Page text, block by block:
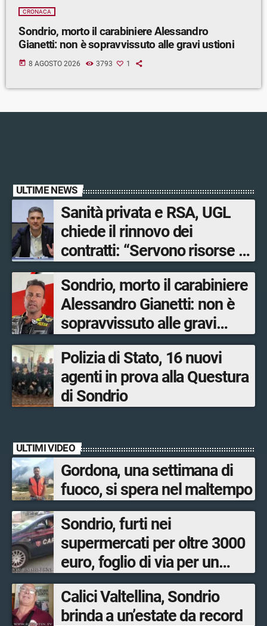
CRONACA
Sondrio, morto il carabiniere Alessandro
Gianetti: non è sopravvissuto alle gravi ustioni
today 8 AGOSTO 2026 3793 1
ULTIME NEWS
Sanità privata e RSA, UGL
chiede il rinnovo dei
contratti: “Servono risorse e
salari adeguati”
Sondrio, morto il carabiniere
Alessandro Gianetti: non è
sopravvissuto alle gravi
ustioni
Polizia di Stato, 16 nuovi
agenti in prova alla Questura
di Sondrio
ULTIMI VIDEO
Gordona, una settimana di
fuoco, si spera nel maltempo
Sondrio, furti nei
supermercati per oltre 3000
euro, foglio di via per un
ventinovenne
Calici Valtellina, Sondrio
brinda a un’estate da record